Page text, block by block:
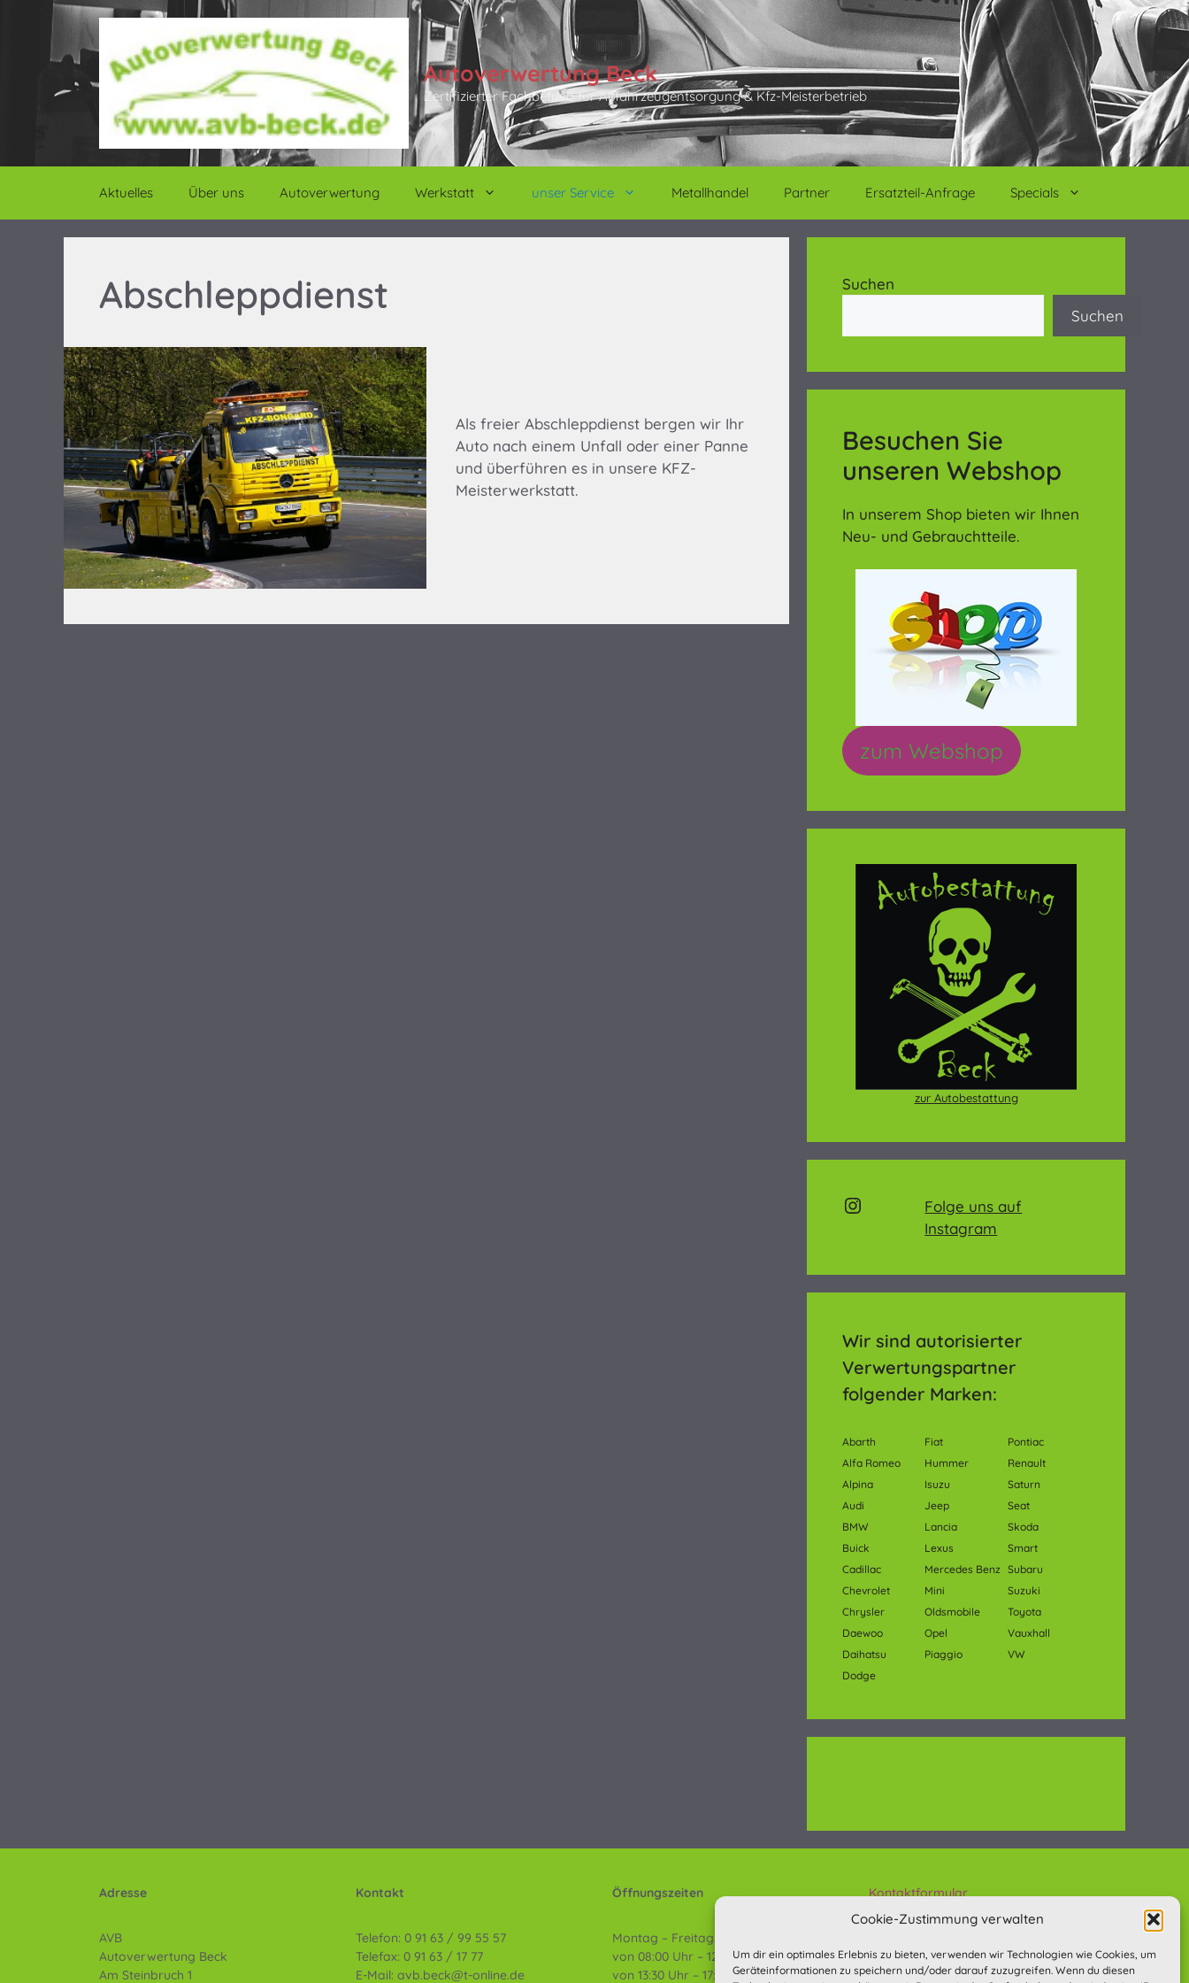
Cookie-Zustimmung verwalten
Um dir ein optimales Erlebnis zu bieten, verwenden wir Technologien wie Cookies, um
Geräteinformationen zu speichern und/oder darauf zuzugreifen. Wenn du diesen
springen
Autoverwertung Beck
Zertifizierter Fachbetrieb für Altfahrzeugentsorgung & Kfz-Meisterbetrieb
Aktuelles Über uns Autoverwertung Werkstatt unser Service Metallhandel Partner Ersatzteil-Anfrage Specials
Abschleppdienst
Als freier Abschleppdienst bergen wir Ihr
Auto nach einem Unfall oder einer Panne
und überführen es in unsere KFZ-
Meisterwerkstatt.
Suchen
Suchen
Besuchen Sie
unseren Webshop
In unserem Shop bieten wir Ihnen
Neu- und Gebrauchtteile.
zum Webshop
zur Autobestattung
AVB-Beck on InstagramFolge uns auf
Instagram
Wir sind autorisierter
Verwertungspartner
folgender Marken:
Abarth
Alfa Romeo
Alpina
Audi
BMW
Buick
Cadillac
Chevrolet
Chrysler
Daewoo
Daihatsu
Dodge
Fiat
Hummer
Isuzu
Jeep
Lancia
Lexus
Mercedes Benz
Mini
Oldsmobile
Opel
Piaggio
Pontiac
Renault
Saturn
Seat
Skoda
Smart
Subaru
Suzuki
Toyota
Vauxhall
VW
Adresse
AVB
Autoverwertung Beck
Am Steinbruch 1
Kontakt
Telefon: 0 91 63 / 99 55 57
Telefax: 0 91 63 / 17 77
E-Mail: avb.beck@t-online.de
Öffnungszeiten
Montag – Freitag
von 08:00 Uhr – 12:00 Uhr und
von 13:30 Uhr – 17:00 Uhr
Kontaktformular
Anfahrt
Allg. Geschäftsbedingungen (AGB)